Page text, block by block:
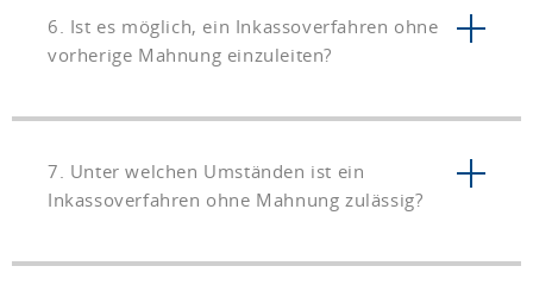
6. Ist es möglich, ein Inkassoverfahren ohne
vorherige Mahnung einzuleiten?
7. Unter welchen Umständen ist ein
Inkassoverfahren ohne Mahnung zulässig?